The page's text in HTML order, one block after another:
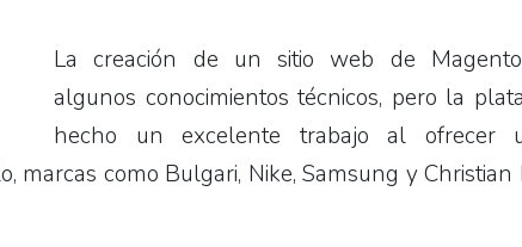
La creación de un sitio web de
algunos conocimientos técnicos, pero la
hecho un excelente trabajo al ofrecer
marcas como Bulgari, Nike, Samsung y